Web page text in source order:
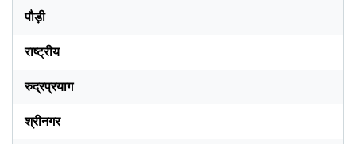
पौड़ी
राष्ट्रीय
रुद्रप्रयाग
श्रीनगर